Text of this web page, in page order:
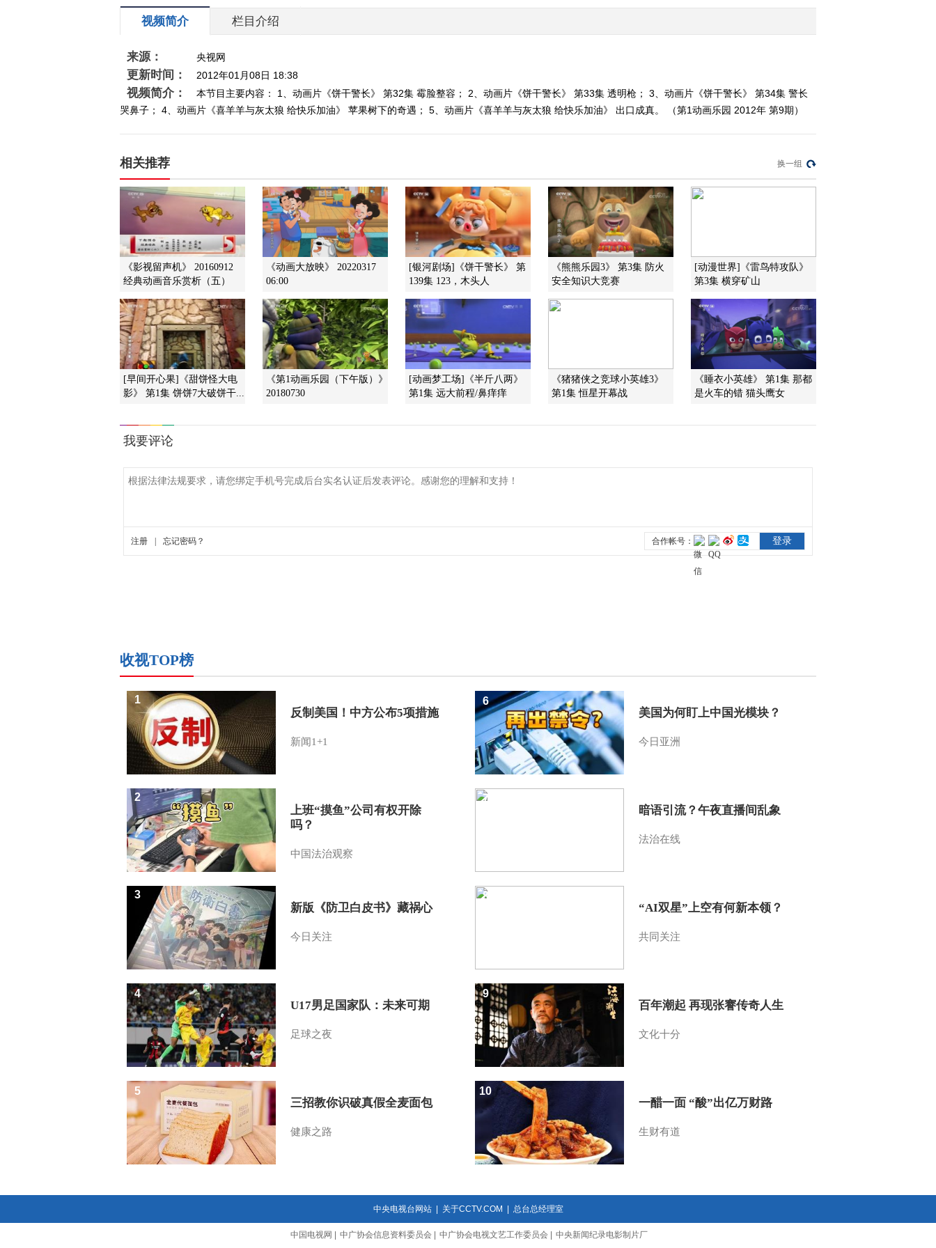
2012-01-08 12:04:23
2012-01-08 11:05:35
《第1动画乐园（上午
2012-01-08 10:06:59
2012-01-07 18:13:10
版）》 20120107 10：14
2/2
2012-01-07 12:46:00
《第1动画乐园（上午
版）》 20120107 10：14
1/2
版）》 20120107 08：35
2012-01-07 10:20:04
2012-01-04 19:43:46
《第1动画乐园（上午
版）》 20120103 10：14
1/2
2012-01-03 10:40:29
版）》 20120102 11：05
视频简介 栏目介绍
来源： 央视网
更新时间： 2012年01月08日 18:38
视频简介：
本节目主要内容： 1、动画片《饼干警长》 第32集 霉脸整容； 2、动画片《饼干警长》 第33集 透明枪； 3、动画片《饼干警长》 第34集 警长
哭鼻子； 4、动画片《喜羊羊与灰太狼 给快乐加油》 苹果树下的奇遇； 5、动画片《喜羊羊与灰太狼 给快乐加油》 出口成真。 （第1动画乐园 2012年 第9期）
相关推荐 换一组
《影视留声机》 20160912
经典动画音乐赏析（五）
《动画大放映》 20220317
06:00
[银河剧场]《饼干警长》 第
139集 123，木头人
《熊熊乐园3》 第3集 防火
安全知识大竞赛
[动漫世界]《雷鸟特攻队》
第3集 横穿矿山
[早间开心果]《甜饼怪大电
影》 第1集 饼饼7大破饼干...
《第1动画乐园（下午版）》
20180730
[动画梦工场]《半斤八两》
第1集 远大前程/鼻痒痒
《猪猪侠之竞球小英雄3》
第1集 恒星开幕战
《睡衣小英雄》 第1集 那都
是火车的错 猫头鹰女
收视TOP榜
反制美国！中方公布5项措施
新闻1+1
1
上班“摸鱼”公司有权开除
吗？
中国法治观察
2
新版《防卫白皮书》藏祸心
今日关注
3
U17男足国家队：未来可期
足球之夜
4
三招教你识破真假全麦面包
健康之路
5
美国为何盯上中国光模块？
今日亚洲
6
暗语引流？午夜直播间乱象
法治在线
7
“AI双星”上空有何新本领？
共同关注
8
百年潮起 再现张謇传奇人生
文化十分
9
一醋一面 “酸”出亿万财路
生财有道
10
中央电视台网站| 关于CCTV.COM 总台总经理室
中国电视网 中广协会信息资料委员会 中广协会电视文艺工作委员会 中央新闻纪录电影制片厂